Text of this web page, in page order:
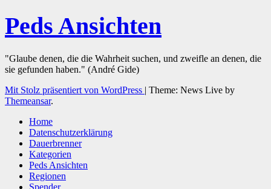
Peds Ansichten
"Glaube denen, die die Wahrheit suchen, und zweifle an denen, die
sie gefunden haben." (André Gide)
Mit Stolz präsentiert von WordPress | Theme: News Live by
Themeansar.
Home
Datenschutzerklärung
Dauerbrenner
Kategorien
Peds Ansichten
Regionen
Spender